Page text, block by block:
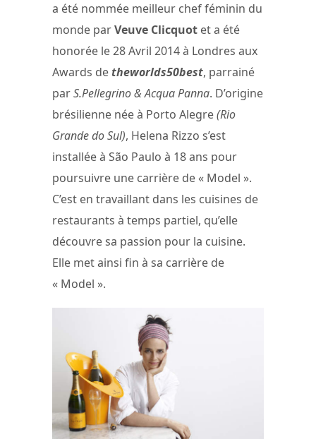
a été nommée meilleur chef féminin du
monde parVeuve Clicquot et a été
honorée le 28 Avril 2014 à Londres aux
Awards detheworlds50best, parrainé
parS.Pellegrino & Acqua Panna. D’origine
brésilienne née à Porto Alegre(Rio
Grande do Sul), Helena Rizzo s’est
installée à São Paulo à 18 ans pour
poursuivre une carrière de « Model ».
C’est en travaillant dans les cuisines de
restaurants à temps partiel, qu’elle
découvre sa passion pour la cuisine.
Elle met ainsi fin à sa carrière de
« Model ».